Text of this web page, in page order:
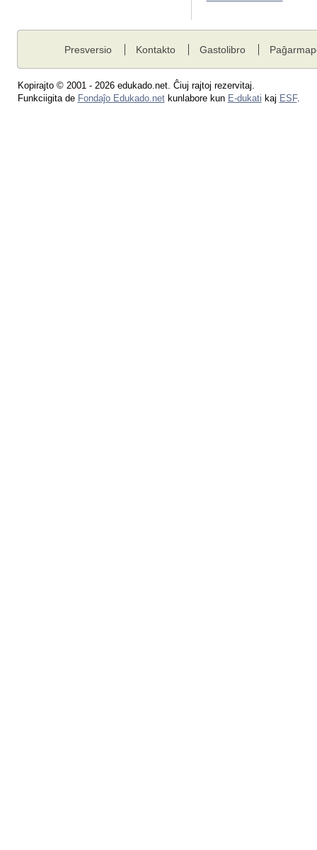
Presversio Kontakto Gastolibro
Kopirajto © 2001 - 2026 edukado.net. Ĉiuj rajtoj rezervitaj.
Funkciigita de Fondaĵo Edukado.netkunlabore kun E-dukati kaj ESF.